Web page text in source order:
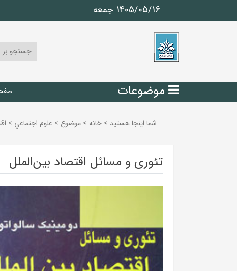
1405/05/16 جمعه
موضوعات
شما اینجا هستید > خانه > موضوع > علوم اجتماعي >
تئوری و مسائل اقتصاد بین‌الملل